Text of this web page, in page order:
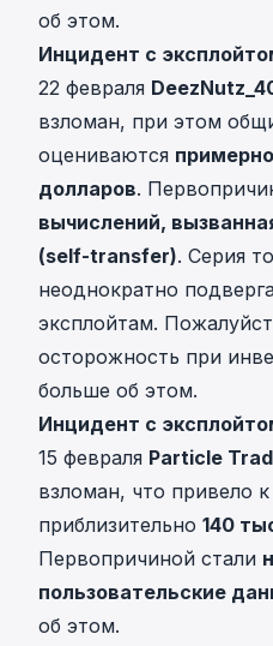
об этом.
Инцидент с
22 февраля
взломан, при этом
оцениваются
долларов.
вычислений,
(self-transfer). Серия
неоднократно
эксплойтам.
осторожность при
больше об этом.
Инцидент с
15 февраля Particle
взломан, что привело
приблизительно 140
Первопричиной стали
пользовательские
об этом.